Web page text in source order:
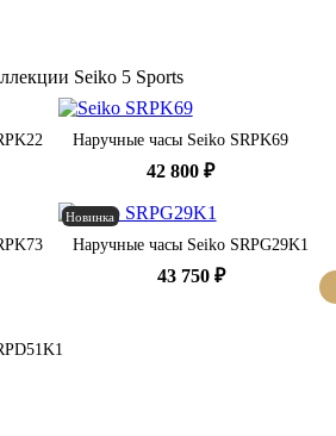
Seiko 5 Sports
Наручные часы Seiko SRPK69
42 800 ₽
Новинка
Наручные часы Seiko SRPG29K1
43 750 ₽